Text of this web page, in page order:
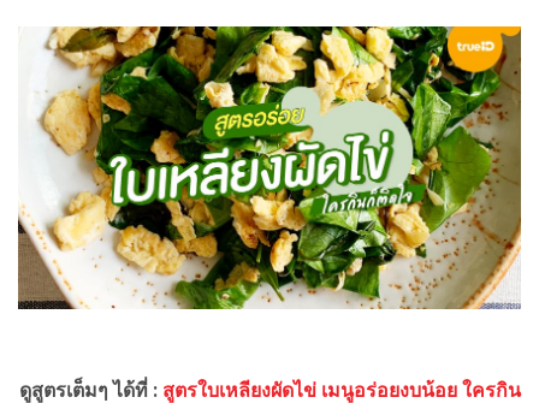
ดูสูตรเต็มๆ ได้ที่ : สูตรใบเหลียงผัดไข่ เมนูอร่อยงบน้อย ใครกิน